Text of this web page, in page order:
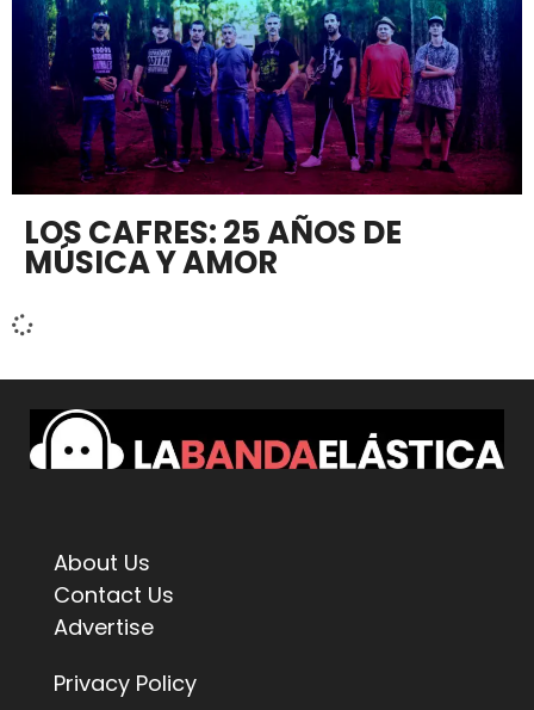
LOS CAFRES: 25 AÑOS DE
MÚSICA Y AMOR
About Us
Contact Us
Advertise
Privacy Policy